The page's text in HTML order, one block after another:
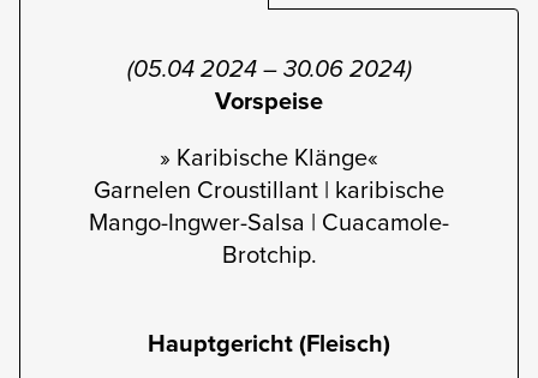
(05.04 2024 – 30.06 2024)
Vorspeise
» Karibische Klänge«
Garnelen Croustillant | karibische
Mango-Ingwer-Salsa | Cuacamole-
Brotchip.
Hauptgericht (Fleisch)